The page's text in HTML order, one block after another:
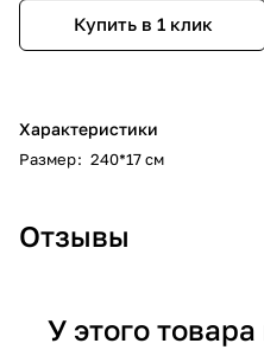
Купить в 1 клик
Характеристики
Размер: 240*17 см
Отзывы
У этого